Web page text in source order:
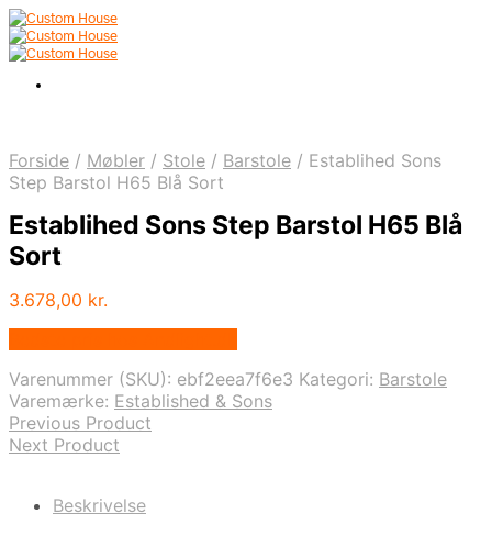
Forside / Møbler / Stole / Barstole / Establihed Sons
Step Barstol H65 Blå Sort
Establihed Sons Step Barstol H65 Blå
Sort
3.678,00 kr.
Varenummer (SKU): ebf2eea7f6e3 Kategori: Barstole
Varemærke: Established & Sons
Previous Product
Next Product
Beskrivelse